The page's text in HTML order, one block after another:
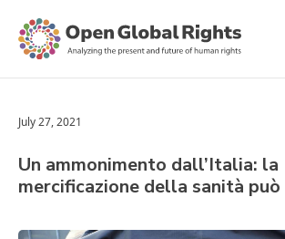
July 27, 2021
Un ammonimento dall’Italia: la
mercificazione della sanità può